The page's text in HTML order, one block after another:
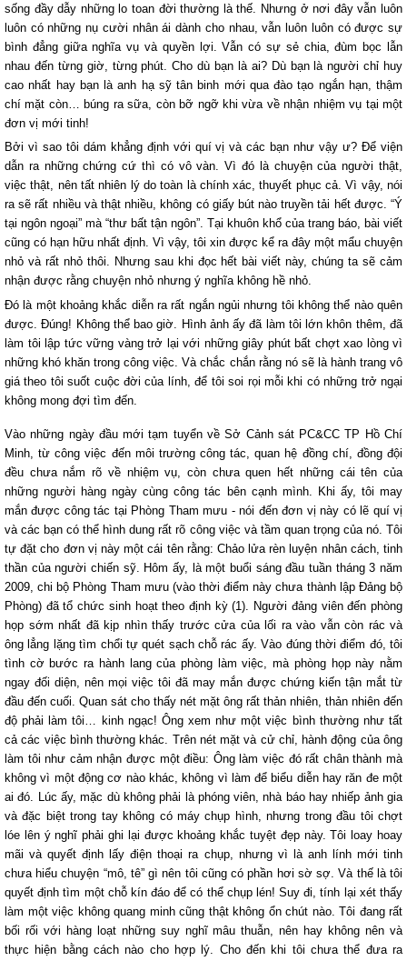
sống đầy dẫy những lo toan đời thường là thế. Nhưng ở nơi đây vẫn luôn
luôn có những nụ cười nhân ái dành cho nhau, vẫn luôn luôn có được sự
bình đẳng giữa nghĩa vụ và quyền lợi. Vẫn có sự sẻ chia, đùm bọc lẫn
nhau đến từng giờ, từng phút. Cho dù bạn là ai? Dù bạn là người chỉ huy
cao nhất hay bạn là anh hạ sỹ tân binh mới qua đào tạo ngắn hạn, thậm
chí mặt còn… búng ra sữa, còn bỡ ngỡ khi vừa về nhận nhiệm vụ tại một
đơn vị mới tinh!
Bởi vì sao tôi dám khẳng định với quí vị và các bạn như vậy ư? Để viện
dẫn ra những chứng cứ thì có vô vàn. Vì đó là chuyện của người thật,
việc thật, nên tất nhiên lý do toàn là chính xác, thuyết phục cả. Vì vậy, nói
ra sẽ rất nhiều và thật nhiều, không có giấy bút nào truyền tải hết được. “Ý
tại ngôn ngoại” mà “thư bất tận ngôn”. Tại khuôn khổ của trang báo, bài viết
cũng có hạn hữu nhất định. Vì vậy, tôi xin được kể ra đây một mẩu chuyện
nhỏ và rất nhỏ thôi. Nhưng sau khi đọc hết bài viết này, chúng ta sẽ cảm
nhận được rằng chuyện nhỏ nhưng ý nghĩa không hề nhỏ.
Đó là một khoảng khắc diễn ra rất ngắn ngủi nhưng tôi không thể nào quên
được. Đúng! Không thể bao giờ. Hình ảnh ấy đã làm tôi lớn khôn thêm, đã
làm tôi lập tức vững vàng trở lại với những giây phút bất chợt xao lòng vì
những khó khăn trong công việc. Và chắc chắn rằng nó sẽ là hành trang vô
giá theo tôi suốt cuộc đời của lính, để tôi soi rọi mỗi khi có những trở ngại
không mong đợi tìm đến.
Vào những ngày đầu mới tạm tuyển về Sở Cảnh sát PC&CC TP Hồ Chí
Minh, từ công việc đến môi trường công tác, quan hệ đồng chí, đồng đội
đều chưa nắm rõ về nhiệm vụ, còn chưa quen hết những cái tên của
những người hàng ngày cùng công tác bên cạnh mình. Khi ấy, tôi may
mắn được công tác tại Phòng Tham mưu - nói đến đơn vị này có lẽ quí vị
và các bạn có thể hình dung rất rõ công việc và tầm quan trọng của nó. Tôi
tự đặt cho đơn vị này một cái tên rằng: Chảo lửa rèn luyện nhân cách, tinh
thần của người chiến sỹ. Hôm ấy, là một buổi sáng đầu tuần tháng 3 năm
2009, chi bộ Phòng Tham mưu (vào thời điểm này chưa thành lập Đảng bộ
Phòng) đã tổ chức sinh hoạt theo định kỳ(1) . Người đảng viên đến phòng
họp sớm nhất đã kịp nhìn thấy trước cửa của lối ra vào vẫn còn rác và
ông lẳng lặng tìm chổi tự quét sạch chỗ rác ấy. Vào đúng thời điểm đó, tôi
tình cờ bước ra hành lang của phòng làm việc, mà phòng họp này nằm
ngay đối diện, nên mọi việc tôi đã may mắn được chứng kiến tận mắt từ
đầu đến cuối. Quan sát cho thấy nét mặt ông rất thản nhiên, thản nhiên đến
độ phải làm tôi… kinh ngạc! Ông xem như một việc bình thường như tất
cả các việc bình thường khác. Trên nét mặt và cử chỉ, hành động của ông
làm tôi như cảm nhận được một điều: Ông làm việc đó rất chân thành mà
không vì một động cơ nào khác, không vì làm để biểu diễn hay răn đe một
ai đó. Lúc ấy, mặc dù không phải là phóng viên, nhà báo hay nhiếp ảnh gia
và đặc biệt trong tay không có máy chụp hình, nhưng trong đầu tôi chợt
lóe lên ý nghĩ phải ghi lại được khoảng khắc tuyệt đẹp này. Tôi loay hoay
mãi và quyết định lấy điện thoại ra chụp, nhưng vì là anh lính mới tinh
chưa hiểu chuyện “mô, tê” gì nên tôi cũng có phần hơi sờ sợ. Và thế là tôi
quyết định tìm một chỗ kín đáo để có thể chụp lén! Suy đi, tính lại xét thấy
làm một việc không quang minh cũng thật không ổn chút nào. Tôi đang rất
bối rối với hàng loạt những suy nghĩ mâu thuẫn, nên hay không nên và
thực hiện bằng cách nào cho hợp lý. Cho đến khi tôi chưa thể đưa ra